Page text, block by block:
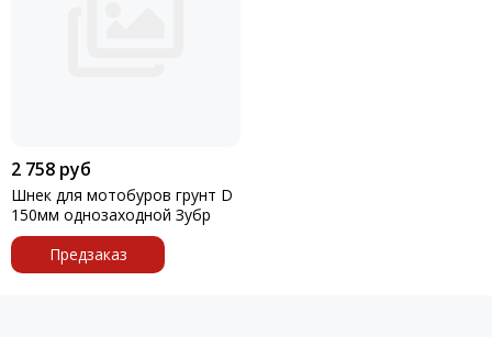
2 758 руб
Шнек для мотобуров грунт D
150мм однозаходной Зубр
Предзаказ